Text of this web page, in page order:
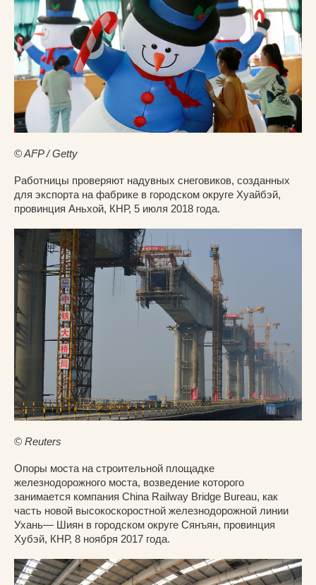
© AFP / Getty
Работницы проверяют надувных снеговиков, созданных
для экспорта на фабрике в городском округе Хуайбэй,
провинция Аньхой, КНР, 5 июля 2018 года.
© Reuters
Опоры моста на строительной площадке
железнодорожного моста, возведение которого
занимается компания China Railway Bridge Bureau, как
часть новой высокоскоростной железнодорожной линии
Ухань— Шиян в городском округе Сянъян, провинция
Хубэй, КНР, 8 ноября 2017 года.